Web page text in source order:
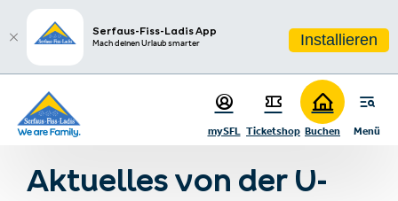
Serfaus-Fiss-Ladis App
Mach deinen Urlaub smarter Installieren
Zum Hauptinhalt springen
Zum Inhaltsverzeichnis springen
Zur Hauptnavigation springen
sr.table-of-contents
Menü
mySFL Ticketshop Buchen
Zurück zur Blogübersicht
Aktuelles von der U-